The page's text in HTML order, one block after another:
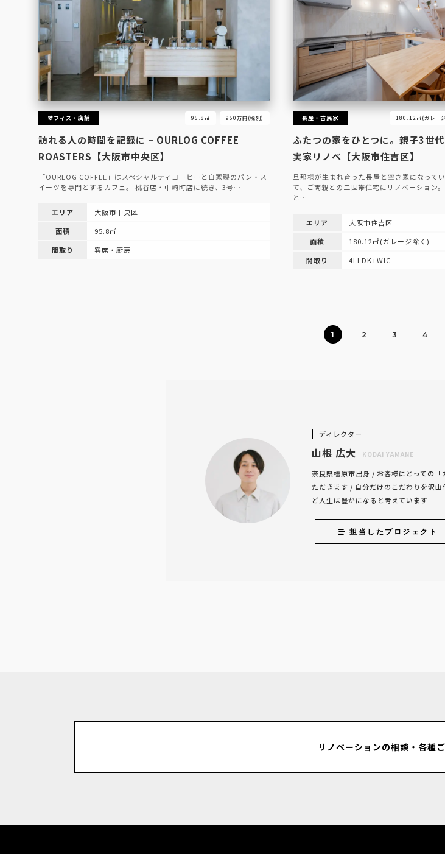
オフィス・店舗 95.8㎡ 950万円(税別)
訪れる人の時間を記録に – OURLOG COFFEE
ROASTERS【大阪市中央区】
「OURLOG COFFEE」はスペシャルティコーヒーと自家製のパン・ス
イーツを専門とするカフェ。 桃谷店・中崎町店に続き、3号…
エリア
大阪市中央区
面積
95.8㎡
間取り
客席・厨房
長屋・古民家 180.12㎡(ガレー
ふたつの家をひとつに。親子3世
実家リノベ【大阪市住吉区】
旦那様が生まれ育った長屋と空き家になって
て、ご両親との二世帯住宅にリノベーション
と…
エリア
大阪市住吉区
面積
180.12㎡(ガレージ除く)
間取り
4LLDK+WIC
1 2 3 4
ディレクター
山根 広大 KODAI YAMANE
奈良県橿原市出身 / お客様にとっての
ただきます / 自分だけのこだわりを沢
ど人生は豊かになると考えています
担当したプロジェクト
リノベーションの相談・各種